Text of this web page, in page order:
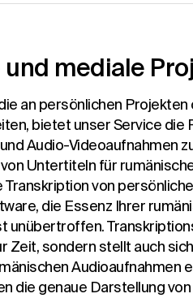
mediale
an persönlichen Projekten
bietet unser Service die
Audio-Videoaufnahmen
Untertiteln für
von
die Essenz Ihrer
unübertroffen.
Zeit, sondern stellt auch
Audioaufnahmen
die genaue Darstellung